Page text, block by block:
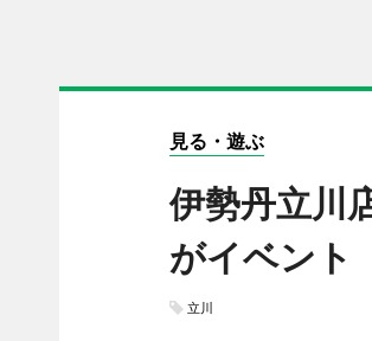
見る・遊ぶ
伊勢丹立川
がイベン
立川